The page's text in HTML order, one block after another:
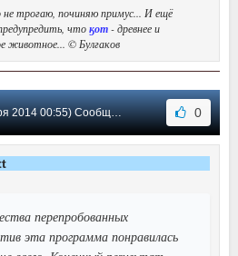
трогаю, починяю примус... И ещё
чтоӄот- древнее и
животное... © Булгаков
00:55) Сообщение #102 0
перепробованных
эта программа понравилась